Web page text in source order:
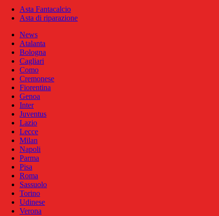
Asta Fantacalcio
Asta di riparazione
News
Atalanta
Bologna
Cagliari
Como
Cremonese
Fiorentina
Genoa
Inter
Juventus
Lazio
Lecce
Milan
Napoli
Parma
Pisa
Roma
Sassuolo
Torino
Udinese
Verona